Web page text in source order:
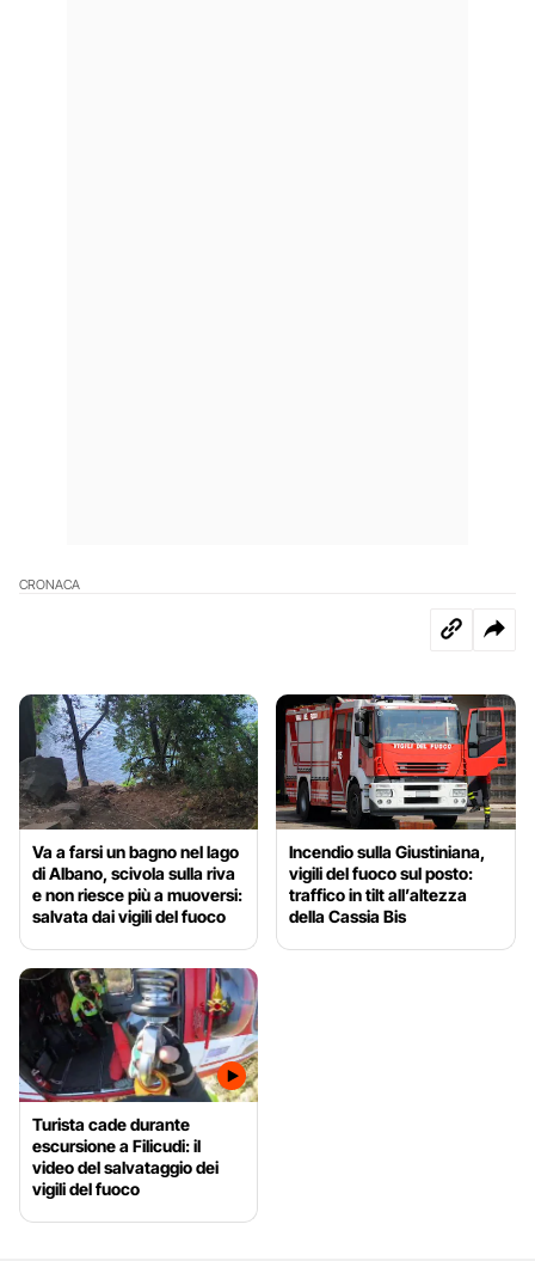
CRONACA
Va a farsi un bagno nel lago
di Albano, scivola sulla riva
e non riesce più a muoversi:
salvata dai vigili del fuoco
Incendio sulla Giustiniana,
vigili del fuoco sul posto:
traffico in tilt all’altezza
della Cassia Bis
Turista cade durante
escursione a Filicudi: il
video del salvataggio dei
vigili del fuoco